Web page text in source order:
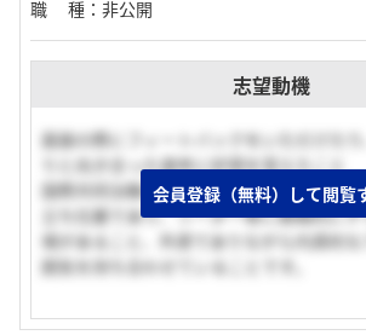
職種 ： 非公開
志望動機
面接の際にフィートバックをいただけた
りと向き合った選考に好感を覚えたこと
国際共同治験ができること、CROとして
立ち位置であり、リーダー等に積極的に
境があること、外資でありながら内資的な
囲気を持ち合わせていることです。
会員登録（無料）して閲覧